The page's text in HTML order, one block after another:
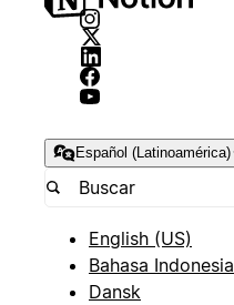
Español (Latinoamérica)
English (US)
Bahasa Indonesia
Dansk